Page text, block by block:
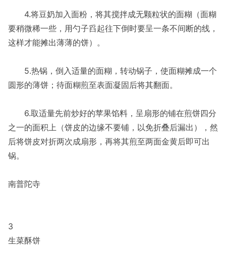
4.将豆奶加入面粉，将其搅拌成无颗粒状的面糊（面糊
要稍微稀一些，用勺子舀起往下倒时要呈一条不间断的线，
这样才能摊出薄薄的饼）。
5.热锅，倒入适量的面糊，转动锅子，使面糊摊成一个
圆形的薄饼；待面糊煎至表面凝固后将其翻面。
6.取适量先前炒好的苹果馅料，呈扇形的铺在煎饼四分
之一的面积上（饼皮的边缘不要铺，以免折叠后漏出），然
后将饼皮对折两次成扇形，再将其煎至两面金黄后即可出
锅。
南普陀寺
3
生菜酥饼